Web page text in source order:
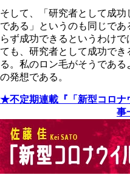
そして、「研究者として成
である」というのも同じで
らず成功できるというわけで
ても、研究者として成功で
る。私のロン毛がそうである
の発想である。
★不定期連載『「新型コロナ
事